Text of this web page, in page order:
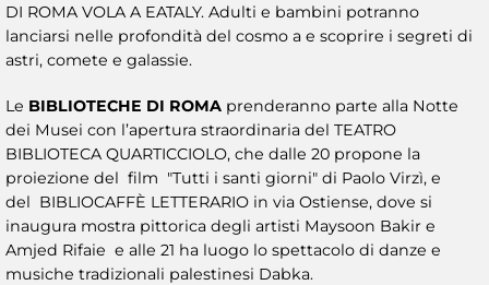
DI ROMA VOLA A EATALY. Adulti e bambini potranno
lanciarsi nelle profondità del cosmo a e scoprire i segreti di
astri, comete e galassie.
Le BIBLIOTECHE DI ROMA prenderanno parte alla Notte
dei Musei con l’apertura straordinaria del TEATRO
BIBLIOTECA QUARTICCIOLO, che dalle 20 propone la
proiezione del film "Tutti i santi giorni" di Paolo Virzì, e
del BIBLIOCAFFÈ LETTERARIO in via Ostiense, dove si
inaugura mostra pittorica degli artisti Maysoon Bakir e
Amjed Rifaie e alle 21 ha luogo lo spettacolo di danze e
musiche tradizionali palestinesi Dabka.